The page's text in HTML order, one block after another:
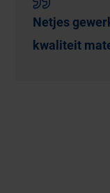
Netjes
kwaliteit